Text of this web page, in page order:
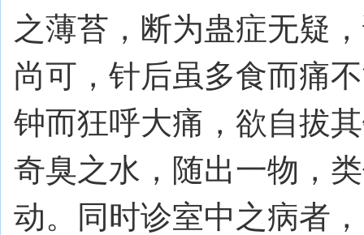
之薄苔，断为蛊症无疑
尚可，针后虽多食而痛
钟而狂呼大痛，欲自拔
奇臭之水，随出一物，
动。同时诊室中之病者